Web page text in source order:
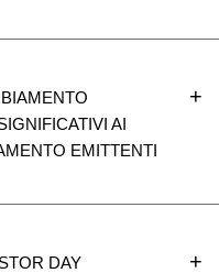
AI
EMITTENTI
DAY